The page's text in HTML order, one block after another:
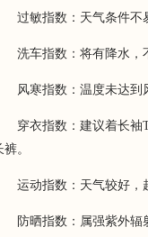
过敏指数：天气条件不
洗车指数：将有降水，
风寒指数：温度未达到
穿衣指数：建议着长袖
裤。
运动指数：天气较好，
防晒指数：属强紫外辐